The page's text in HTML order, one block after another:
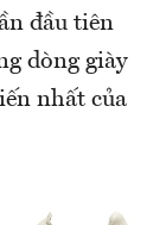
đầu tiên
dòng giày
nhất của